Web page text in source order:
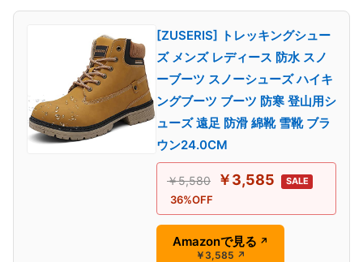
[ZUSERIS] トレッキングシュー
ズ メンズ レディース 防水 スノ
ーブーツ スノーシューズ ハイキ
ングブーツ ブーツ 防寒 登山用シ
ューズ 遠足 防滑 綿靴 雪靴 ブラ
ウン24.0CM
￥5,580 ￥3,585 SALE
36%OFF
Amazonで見る ↗
￥3,585 ↗